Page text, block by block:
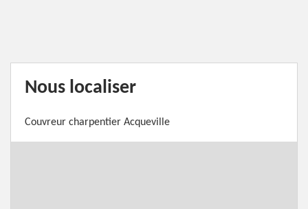
Nous localiser
Couvreur charpentier Acqueville